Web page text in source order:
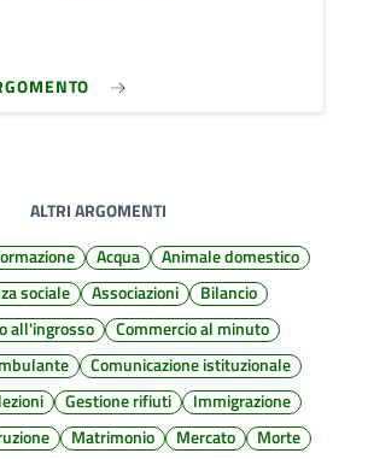
ALTRI ARGOMENTI
Acqua
Animale domestico
sociale
Associazioni
Bilancio
all'ingrosso
Commercio al minuto
Comunicazione istituzionale
Gestione rifiuti
Immigrazione
Matrimonio Mercato
Morte